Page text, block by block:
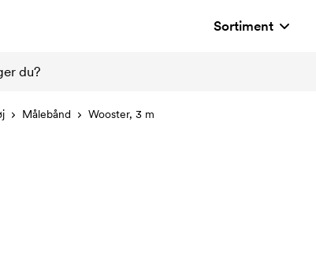
Sortiment
Målebånd Wooster, 3 m